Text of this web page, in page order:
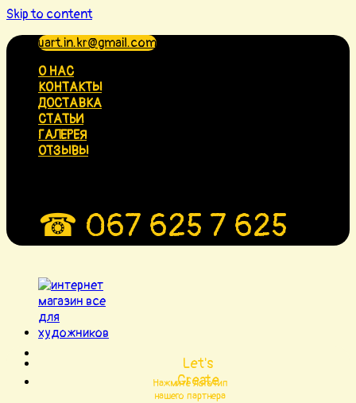
Skip to content
uart.in.kr@gmail.com
О НАС
КОНТАКТЫ
ДОСТАВКА
СТАТЬИ
ГАЛЕРЕЯ
ОТЗЫВЫ
☎ 067 625 7 625
Let's
Create
Нажмите логотип
нашего партнера